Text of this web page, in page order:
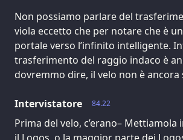
Non possiamo parlare del
viola eccetto che per notare che è
portale verso l’infinito intelligente.
trasferimento del raggio indaco è
dovremmo dire, il velo non è ancora
84.22
Intervistatore
Prima del velo, c’erano– Mettiamola